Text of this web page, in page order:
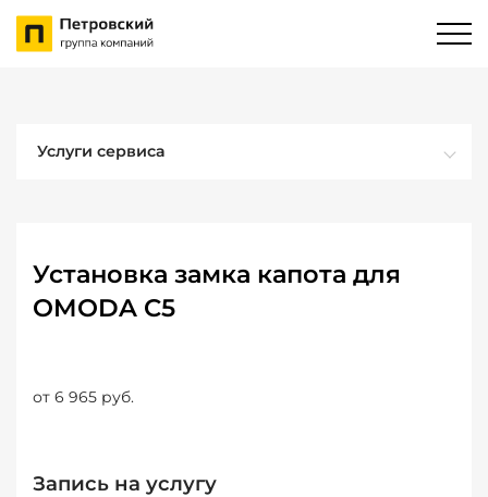
Услуги сервиса
Установка замка капота для
OMODA C5
от 6 965 руб.
Запись на услугу